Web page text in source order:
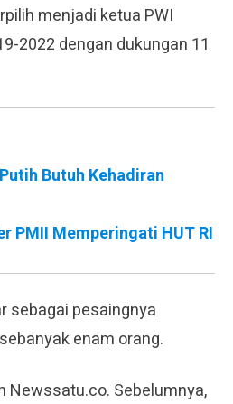
menjadi ketua PWI
2022 dengan dukungan 11
Butuh Kehadiran
PMII Memperingati HUT RI
sebagai pesaingnya
enam orang.
Newssatu.co. Sebelumnya,